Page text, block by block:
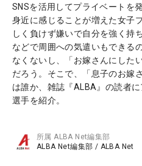
SNSを活用してプライベートを
身近に感じることが増えた女子
しく負けず嫌いで自分を強く持
などで周囲への気遣いもできる
なくないし、「お嫁さんにした
だろう。そこで、「息子のお嫁
は誰か、雑誌『ALBA』の読者
選手を紹介。
所属ALBA Net編集部
ALBA Net編集部 / ALBA Net